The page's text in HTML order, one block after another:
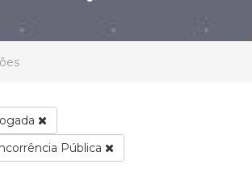
Pública